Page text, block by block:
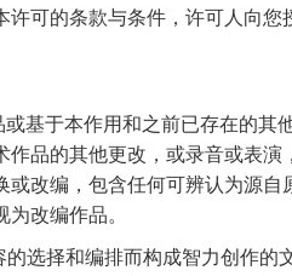
可的条款与条件，许可人向您
基于本作用和之前已存在的其
作品的其他更改，或录音或表
或改编，包含任何可辨认为源
改编作品。
选择和编排而构成智力创作的